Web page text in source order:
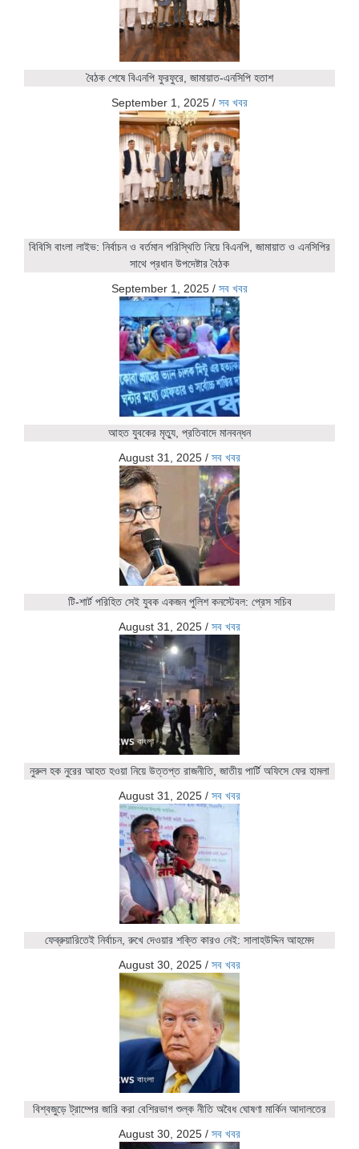
বৈঠক শেষে বিএনপি ফুরফুরে, জামায়াত-এনসিপি হতাশ
September 1, 2025 / সব খবর
বিবিসি বাংলা লাইভ: নির্বাচন ও বর্তমান পরিস্থিতি নিয়ে বিএনপি, জামায়াত ও এনসিপির
সাথে প্রধান উপদেষ্টার বৈঠক
September 1, 2025 / সব খবর
আহত যুবকের মৃত্যু, প্রতিবাদে মানবন্ধন
August 31, 2025 / সব খবর
টি-শার্ট পরিহিত সেই যুবক একজন পুলিশ কনস্টেবল: প্রেস সচিব
August 31, 2025 / সব খবর
নুরুল হক নুরের আহত হওয়া নিয়ে উত্তপ্ত রাজনীতি, জাতীয় পার্টি অফিসে ফের হামলা
August 31, 2025 / সব খবর
ফেব্রুয়ারিতেই নির্বাচন, রুখে দেওয়ার শক্তি কারও নেই: সালাহউদ্দিন আহমেদ
August 30, 2025 / সব খবর
বিশ্বজুড়ে ট্রাম্পের জারি করা বেশিরভাগ শুল্ক নীতি অবৈধ ঘোষণা মার্কিন আদালতের
August 30, 2025 / সব খবর